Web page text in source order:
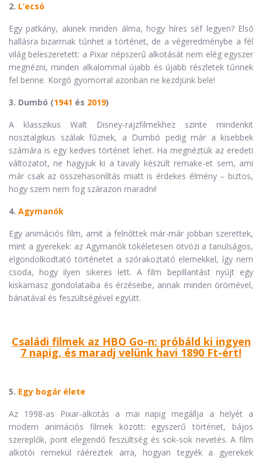
2. L’ecsó
Egy patkány, akinek minden álma, hogy híres séf legyen? Első
hallásra bizarrnak tűnhet a történet, de a végeredménybe a fél
világ beleszeretett: a Pixar népszerű alkotását nem elég egyszer
megnézni, minden alkalommal újabb és újabb részletek tűnnek
fel benne. Korgó gyomorral azonban ne kezdjünk bele!
3. Dumbó (1941 és 2019)
A klasszikus Walt Disney-rajzfilmekhez szinte mindenkit
nosztalgikus szálak fűznek, a Dumbó pedig már a kisebbek
számára is egy kedves történet lehet. Ha megnéztük az eredeti
változatot, ne hagyjuk ki a tavaly készült remake-et sem, ami
már csak az összehasonlítás miatt is érdekes élmény – biztos,
hogy szem nem fog szárazon maradni!
4. Agymanók
Egy animációs film, amit a felnőttek már-már jobban szerettek,
mint a gyerekek: az Agymanók tökéletesen ötvözi a tanulságos,
elgondolkodtató történetet a szórakoztató elemekkel, így nem
csoda, hogy ilyen sikeres lett. A film bepillantást nyújt egy
kiskamasz gondolataiba és érzéseibe, annak minden örömével,
bánatával és feszültségével együtt.
Családi filmek az HBO Go-n: próbáld ki ingyen
7 napig, és maradj velünk havi 1890 Ft-ért!
5. Egy bogár élete
Az 1998-as Pixar-alkotás a mai napig megállja a helyét a
modern animációs filmek között: egyszerű történet, bájos
szereplők, pont elegendő feszültség és sok-sok nevetés. A film
alkotói remekül ráéreztek arra, hogyan tegyék a gyerekek